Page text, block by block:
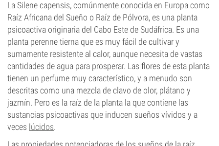
La Silene capensis, comúnmente conocida en Europa como
Raíz Africana del Sueño o Raíz de Pólvora, es una planta
psicoactiva originaria del Cabo Este de Sudáfrica. Es una
planta perenne tierna que es muy fácil de cultivar y
sumamente resistente al calor, aunque necesita de vastas
cantidades de agua para prosperar. Las flores de esta planta
tienen un perfume muy característico, y a menudo son
descritas como una mezcla de clavo de olor, plátano y
jazmín. Pero es la raíz de la planta la que contiene las
sustancias psicoactivas que inducen sueños vívidos y a
veces lúcidos.